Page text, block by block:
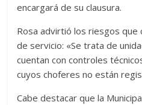
encargará de su clausura.
Rosa advirtió los riesgos
de servicio: «Se trata de
cuentan con controles
cuyos choferes no están
Cabe destacar que la